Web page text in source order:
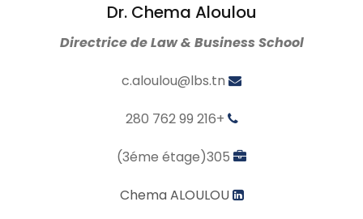
Dr. Chema Aloulou
Directrice de Law & Business School
+216 99 762 280
Chema ALOULOU